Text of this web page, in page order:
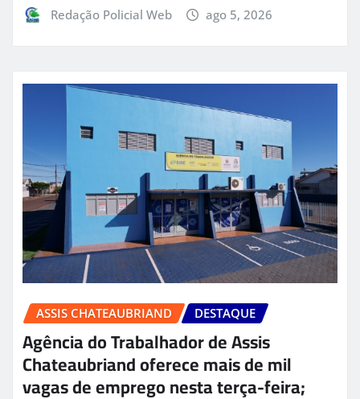
Redação Policial Web ago 5, 2026
ASSIS CHATEAUBRIAND DESTAQUE
Agência do Trabalhador de Assis
Chateaubriand oferece mais de mil
vagas de emprego nesta terça-feira;